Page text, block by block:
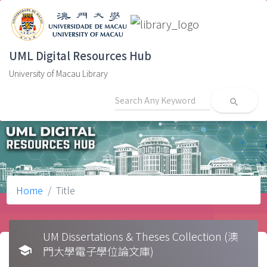
UML Digital Resources Hub
University of Macau Library
search
Home Title
school
UM Dissertations & Theses Collection (澳
門大學電子學位論文庫)